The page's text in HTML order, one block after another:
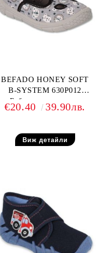
BEFADO HONEY SOFT
B-SYSTEM 630P012
Бебешки текстилни
обувки, Сив анимал принт
€20.40 39.90лв.
Виж детайли